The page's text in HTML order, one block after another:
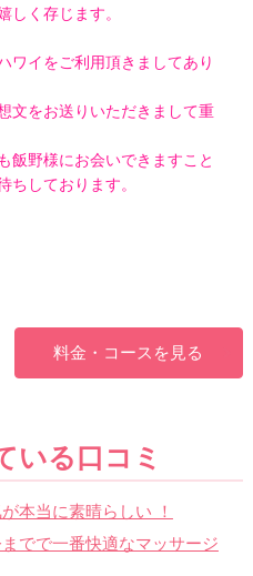
しく存じます。
ワイをご利用頂きましてあり
文をお送りいただきまして重
飯野様にお会いできますこと
ちしております。
料金・コースを見る
いる口コミ
本当に素晴らしい ！
でで一番快適なマッサージ